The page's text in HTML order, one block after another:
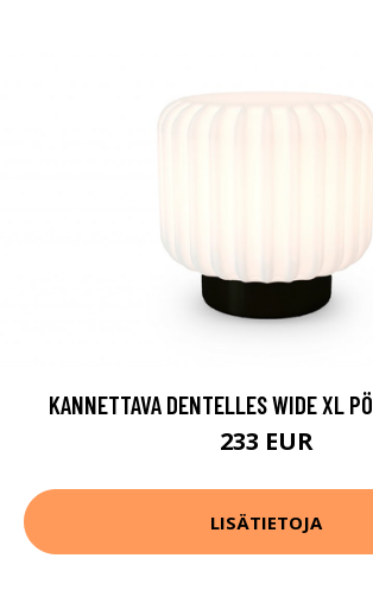
KANNETTAVA DENTELLES WIDE XL
233 EUR
LISÄTIETOJA